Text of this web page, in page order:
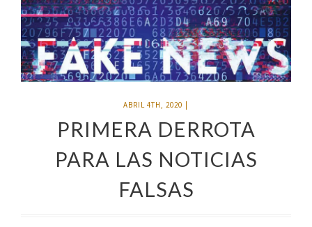
ABRIL 4TH, 2020
PRIMERA DERROTA
PARA LAS NOTICIAS
FALSAS